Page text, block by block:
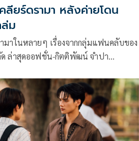
ามา หลังค่ายโดน
ม
มาในหลายๆ เรื่องจากกลุ่มแฟนคลับของ
ด ล่าสุดออฟชั่น-กิตติพัฒน์ จำปา
ด้ออกมาร่ายยาวชี้แจงถึงกรณีต่างๆ อย่าง
พื่อให้เกิดชิ้นงานที่มีประสิทธิภาพต่อไป